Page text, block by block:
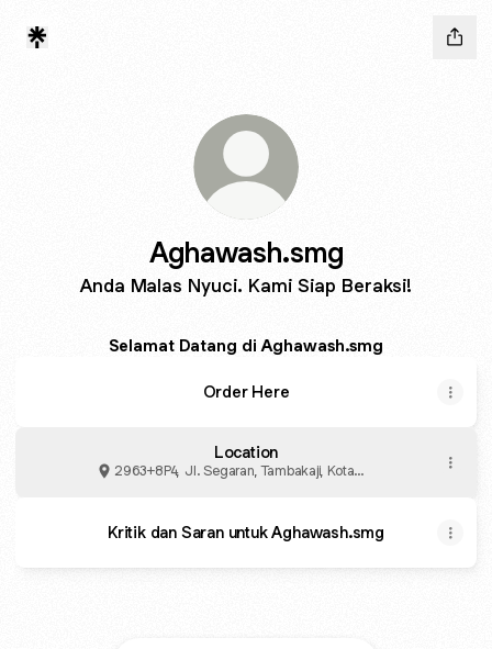
Aghawash.smg
Anda Malas Nyuci. Kami Siap Beraksi!
Selamat Datang di Aghawash.smg
Order Here
Location
2963+8P4, Jl. Segaran, Tambakaji, Kota
Kritik dan Saran untuk Aghawash.smg